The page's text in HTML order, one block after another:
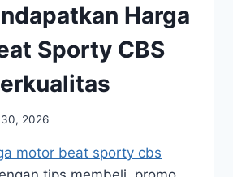
Harga
Sporty CBS
2026
motor beat sporty cbs